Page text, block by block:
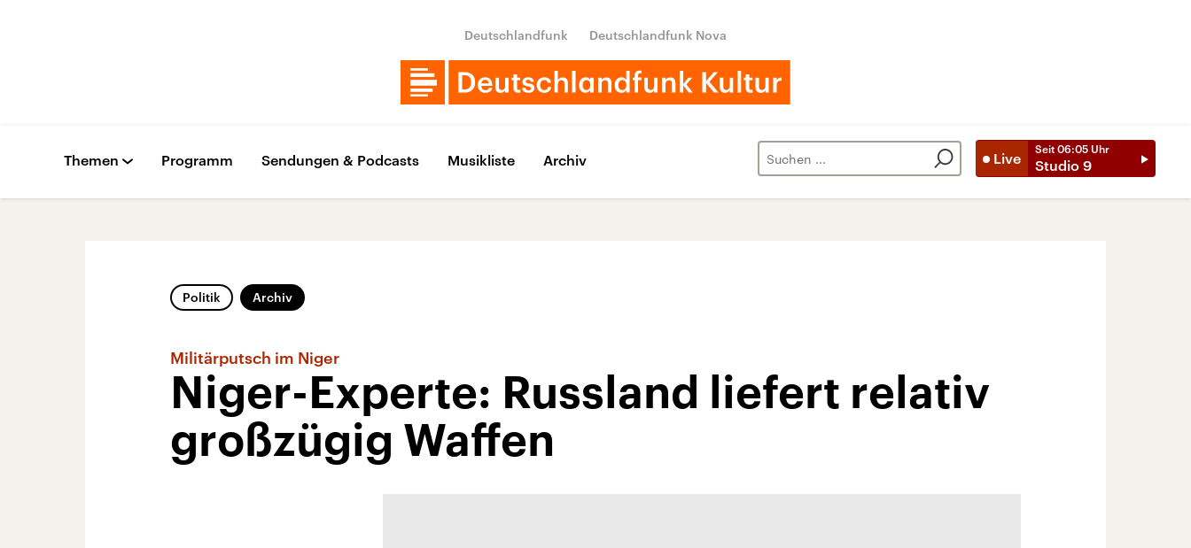
Deutschlandfunk Deutschlandfunk Nova
Live
Seit 06:05 Uhr
Studio 9
Themen Programm Sendungen & Podcasts Musikliste Archiv
Politik Archiv
Militärputsch im Niger
Niger-Experte: Russland liefert relativ
großzügig Waffen